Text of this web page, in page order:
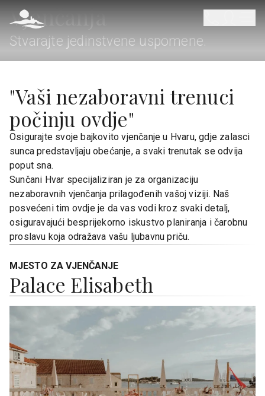
Vjenčanja
Stvarajte jedinstvene uspomene.
"Vaši nezaboravni trenuci
počinju ovdje"
Osigurajte svoje bajkovito vjenčanje u Hvaru, gdje zalasci
sunca predstavljaju obećanje, a svaki trenutak se odvija
poput sna.
Sunčani Hvar specijaliziran je za organizaciju
nezaboravnih vjenčanja prilagođenih vašoj viziji. Naš
posvećeni tim ovdje je da vas vodi kroz svaki detalj,
osiguravajući besprijekorno iskustvo planiranja i čarobnu
proslavu koja odražava vašu ljubavnu priču.
MJESTO ZA VJENČANJE
Palace Elisabeth